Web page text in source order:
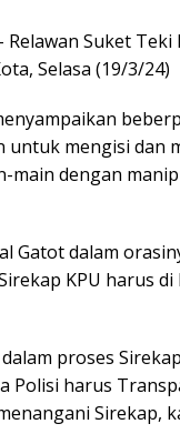
Suket
Selasa (19/3/24)
untuk mengisi dan
main dengan
Gatot dalam
KPU harus
proses
Polisi harus
Sirekap,